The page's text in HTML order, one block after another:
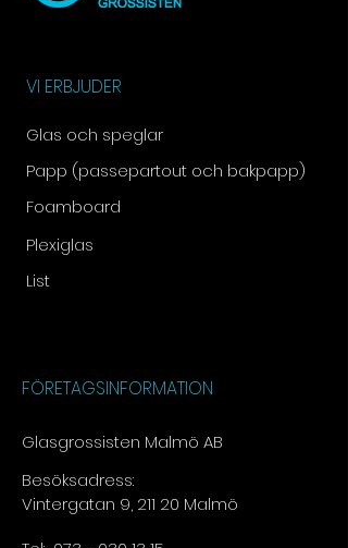
VI ERBJUDER
Glas och speglar
Papp (passepartout och bakpapp)
Foamboard
Plexiglas
List
FÖRETAGSINFORMATION
Glasgrossisten Malmö AB
Besöksadress:
Vintergatan 9, 211 20 Malmö